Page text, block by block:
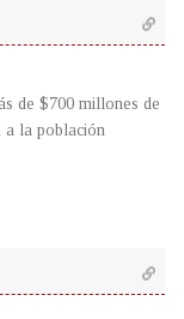
de $700 millones de
a la población